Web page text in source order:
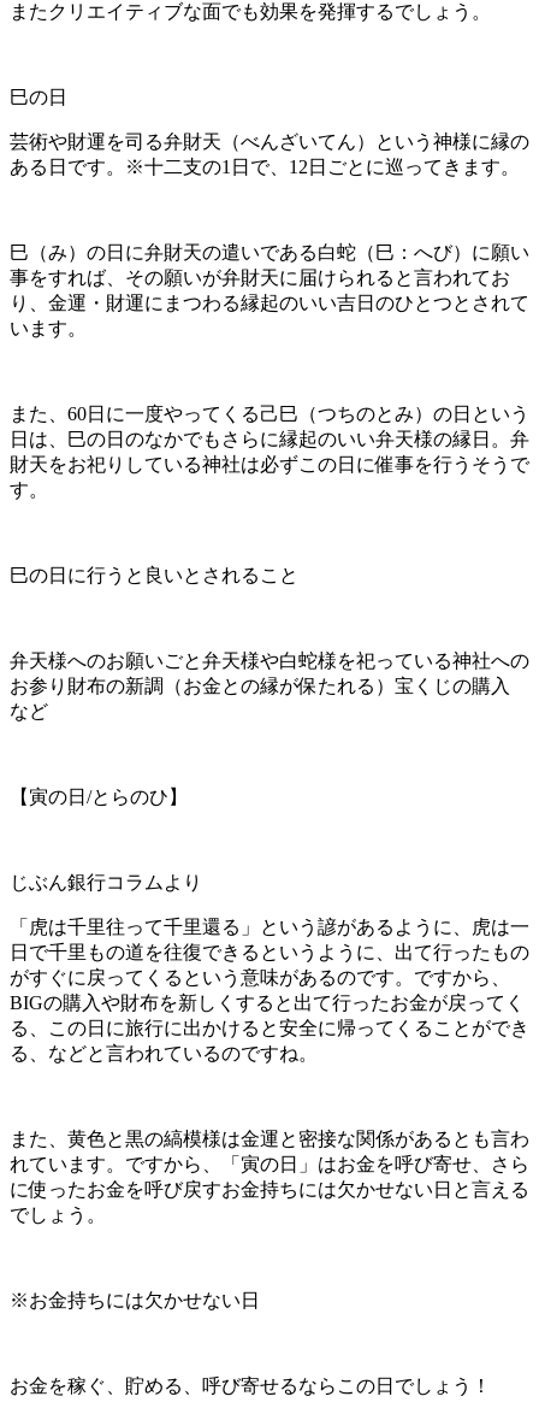
またクリエイティブな面でも効果を発揮するでしょう。
巳の日
芸術や財運を司る弁財天（べんざいてん）という神様に縁の
ある日です。※十二支の1日で、12日ごとに巡ってきます。
巳（み）の日に弁財天の遣いである白蛇（巳：へび）に願い
事をすれば、その願いが弁財天に届けられると言われてお
り、金運・財運にまつわる縁起のいい吉日のひとつとされて
います。
また、60日に一度やってくる己巳（つちのとみ）の日という
日は、巳の日のなかでもさらに縁起のいい弁天様の縁日。弁
財天をお祀りしている神社は必ずこの日に催事を行うそうで
す。
巳の日に行うと良いとされること
弁天様へのお願いごと弁天様や白蛇様を祀っている神社への
お参り財布の新調（お金との縁が保たれる）宝くじの購入
など
【寅の日/とらのひ】
じぶん銀行コラムより
「虎は千里往って千里還る」という諺があるように、虎は一
日で千里もの道を往復できるというように、出て行ったもの
がすぐに戻ってくるという意味があるのです。ですから、
BIGの購入や財布を新しくすると出て行ったお金が戻ってく
る、この日に旅行に出かけると安全に帰ってくることができ
る、などと言われているのですね。
また、黄色と黒の縞模様は金運と密接な関係があるとも言わ
れています。ですから、「寅の日」はお金を呼び寄せ、さら
に使ったお金を呼び戻すお金持ちには欠かせない日と言える
でしょう。
※お金持ちには欠かせない日
お金を稼ぐ、貯める、呼び寄せるならこの日でしょう！